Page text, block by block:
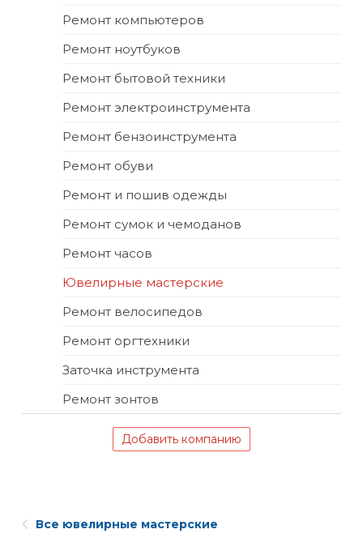
Ремонт компьютеров
Ремонт ноутбуков
Ремонт бытовой техники
Ремонт электроинструмента
Ремонт бензоинструмента
Ремонт обуви
Ремонт и пошив одежды
Ремонт сумок и чемоданов
Ремонт часов
Ювелирные мастерские
Ремонт велосипедов
Ремонт оргтехники
Заточка инструмента
Ремонт зонтов
Добавить компанию
Все ювелирные мастерские